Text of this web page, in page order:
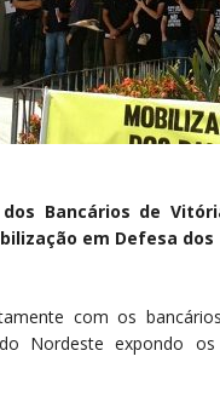
Bancários de
em Defesa
com os
Nordeste expondo